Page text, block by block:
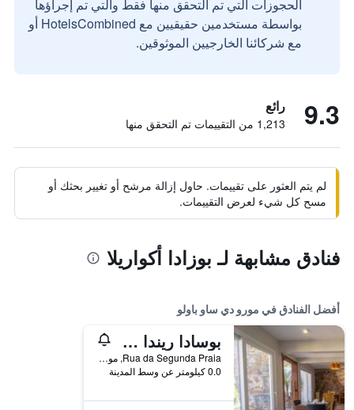
الحجوزات التي تم التحقق منها فقط والتي تم إجراؤها
بواسطة مستخدمين حقيقيين مع HotelsCombined أو
مع شركائنا الخارجيين الموثوقين.
9.3 رائع
1,213 من التقييمات تم التحقق منها
لم يتم العثور على تقييمات. حاول إزالة مرشح أو تغيير بحثك أو
مسح كل شيء لعرض التقييمات.
فنادق مشابهة لـ بوزادا أكواريلا
أفضل الفنادق في مورو دي ساو باولو
بوسادا ريندا دو مار
Rua da Segunda Praia, مورو دي ساو باولو, البرازيل
0.0 كيلومتر عن وسط المدينة